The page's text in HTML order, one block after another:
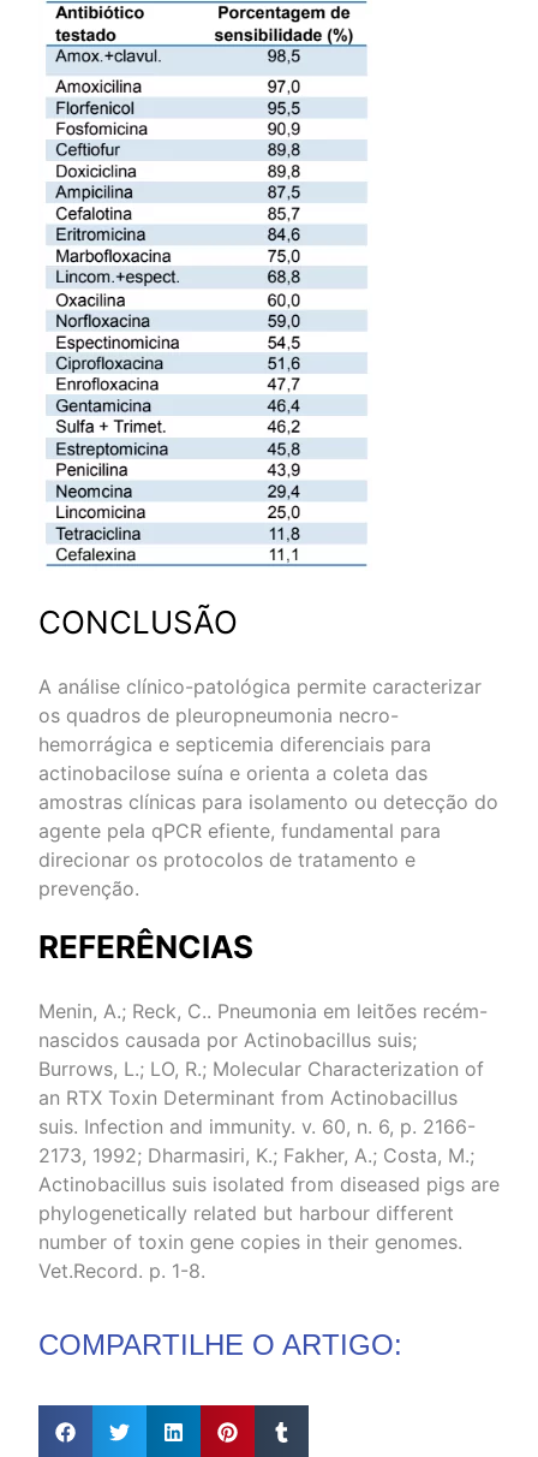
CONCLUSÃO
A análise clínico-patológica permite caracterizar
os quadros de pleuropneumonia necro-
hemorrágica e septicemia diferenciais para
actinobacilose suína e orienta a coleta das
amostras clínicas para isolamento ou detecção do
agente pela qPCR efiente, fundamental para
direcionar os protocolos de tratamento e
prevenção.
REFERÊNCIAS
Menin, A.; Reck, C.. Pneumonia em leitões recém-
nascidos causada por Actinobacillus suis;
Burrows, L.; LO, R.; Molecular Characterization of
an RTX Toxin Determinant from Actinobacillus
suis. Infection and immunity. v. 60, n. 6, p. 2166-
2173, 1992; Dharmasiri, K.; Fakher, A.; Costa, M.;
Actinobacillus suis isolated from diseased pigs are
phylogenetically related but harbour different
number of toxin gene copies in their genomes.
Vet.Record. p. 1-8.
COMPARTILHE O ARTIGO: